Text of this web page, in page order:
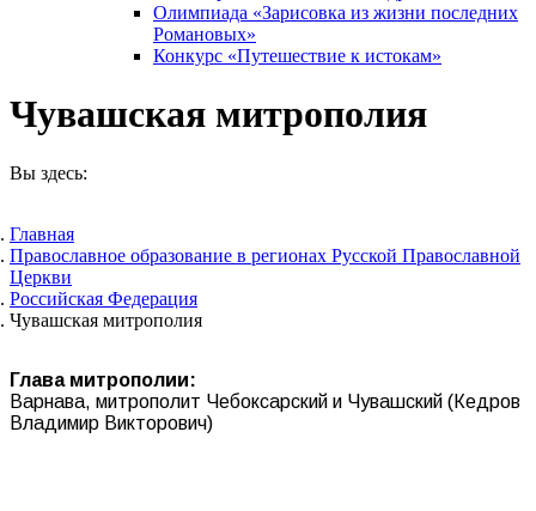
Олимпиада «Зарисовка из жизни последних
Романовых»
Конкурс «Путешествие к истокам»
Чувашская митрополия
Вы здесь:
Главная
Православное образование в регионах Русской Православной
Церкви
Российская Федерация
Чувашская митрополия
Глава митрополии:
Варнава, митрополит Чебоксарский и Чувашский (Кедров
Владимир Викторович)